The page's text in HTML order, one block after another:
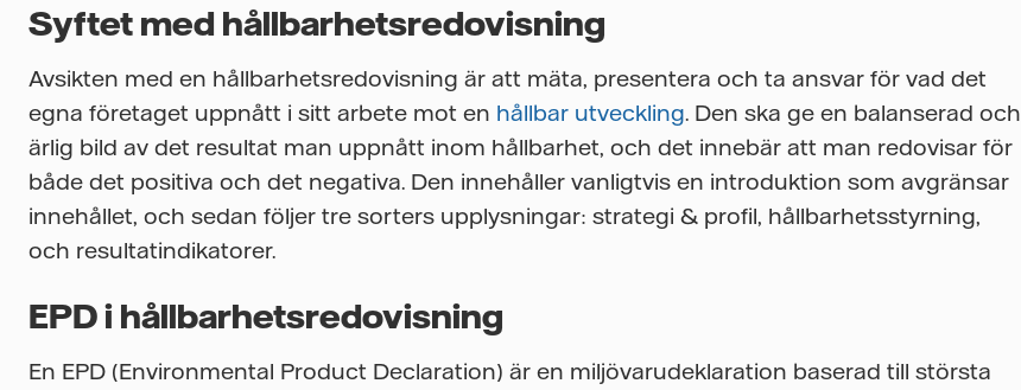
Syftet med hållbarhetsredovisning
Avsikten med en hållbarhetsredovisning är att mäta, presentera och ta ansvar för vad det
egna företaget uppnått i sitt arbete mot en hållbar utveckling. Den ska ge en balanserad och
ärlig bild av det resultat man uppnått inom hållbarhet, och det innebär att man redovisar för
både det positiva och det negativa. Den innehåller vanligtvis en introduktion som avgränsar
innehållet, och sedan följer tre sorters upplysningar: strategi & profil, hållbarhetsstyrning,
och resultatindikatorer.
EPD i hållbarhetsredovisning
En EPD (Environmental Product Declaration) är en miljövarudeklaration baserad till största